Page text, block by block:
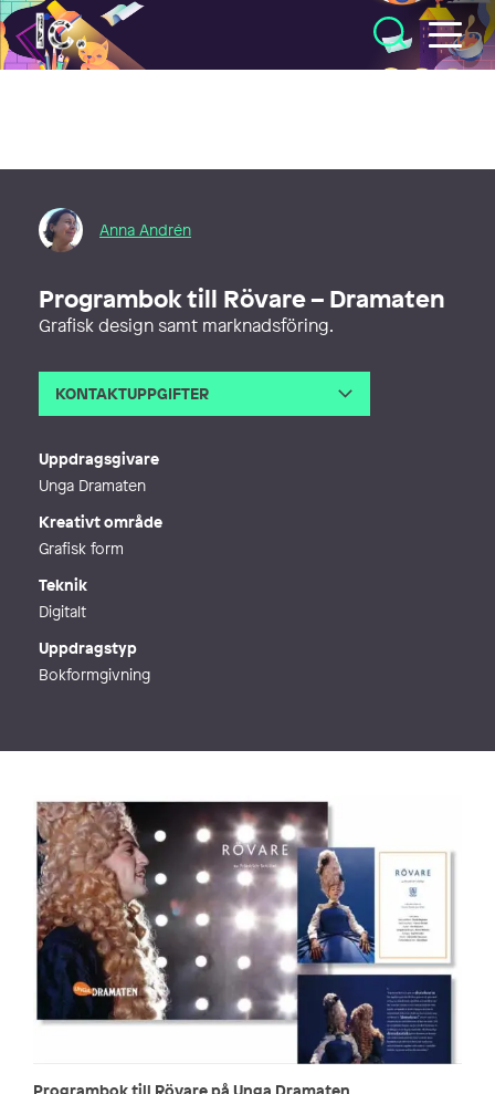
Illustratörcentrum
Anna Andrén
Programbok till Rövare – Dramaten
Grafisk design samt marknadsföring.
KONTAKTUPPGIFTER
Uppdragsgivare
Unga Dramaten
Kreativt område
Grafisk form
Teknik
Digitalt
Uppdragstyp
Bokformgivning
Programbok till Rövare på Unga Dramaten